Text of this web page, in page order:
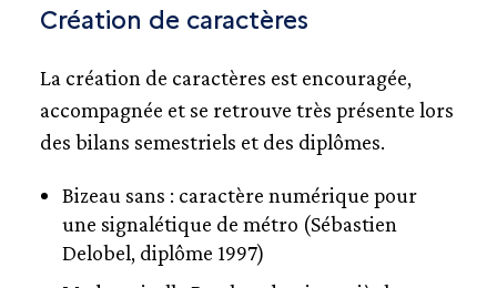
Création de caractères
La création de caractères est encouragée,
accompagnée et se retrouve très présente lors
des bilans semestriels et des diplômes.
Bizeau sans : caractère numérique pour
une signalétique de métro (Sébastien
Delobel, diplôme 1997)